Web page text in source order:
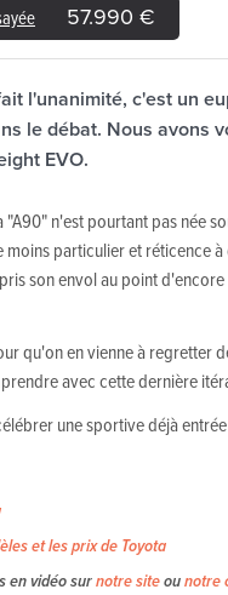
57.990 €
l'unanimité, c'est un
le débat. Nous avons
EVO.
n'est pourtant pas née
particulier et réticence
son envol au point
qu'on en vienne à regretter
avec cette dernière
une sportive déjà
et les prix de Toyota
en vidéo surnotre siteounotre